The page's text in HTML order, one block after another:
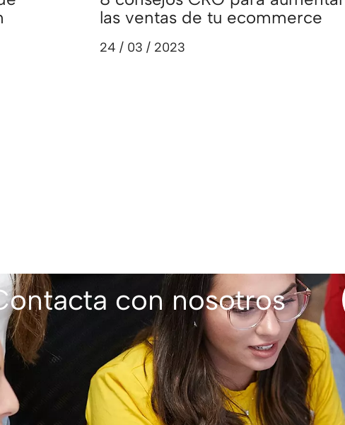
las ventas de tu ecommerce
24 / 03 / 2023
con nosotros